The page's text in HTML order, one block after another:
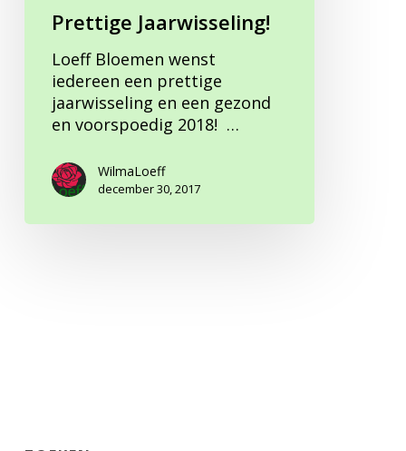
Prettige Jaarwisseling!
Loeff Bloemen wenst
iedereen een prettige
jaarwisseling en een gezond
en voorspoedig 2018! ‍‍‍‍‍‍ ‍‍…
WilmaLoeff
december 30, 2017